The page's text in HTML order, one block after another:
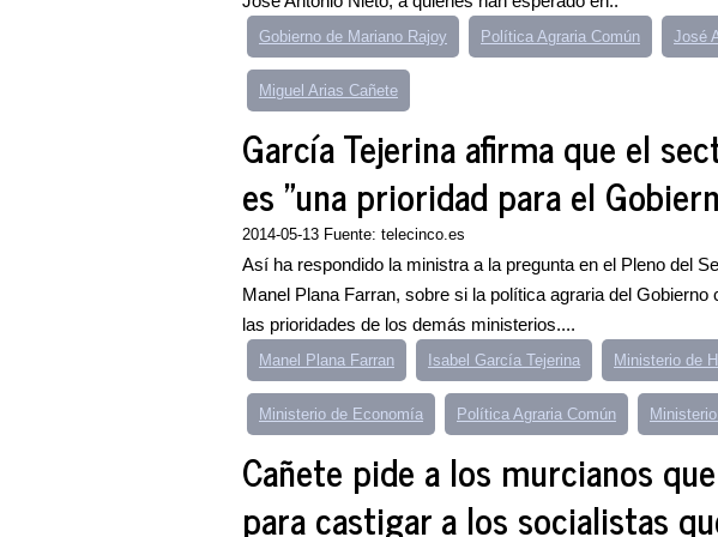
Gobierno de Mariano Rajoy Política Agraria Común José
Miguel Arias Cañete
García Tejerina afirma que el
es "una prioridad para el
2014-05-13 Fuente: telecinco.es
Así ha respondido la ministra a la pregunta en el Pleno del
Manel Plana Farran, sobre si la política agraria del Gobierno
las prioridades de los demás ministerios....
Manel Plana Farran Isabel García Tejerina Ministerio de
Ministerio de Economía Política Agraria Común
Cañete pide a los murcianos
para castigar a los socialistas